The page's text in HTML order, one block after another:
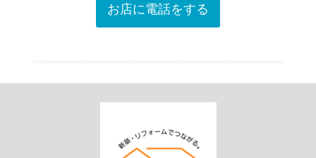
お店に電話をする